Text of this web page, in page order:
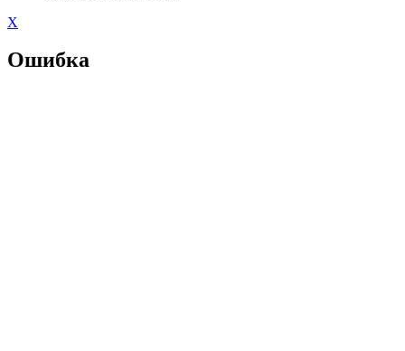
X
Ошибка